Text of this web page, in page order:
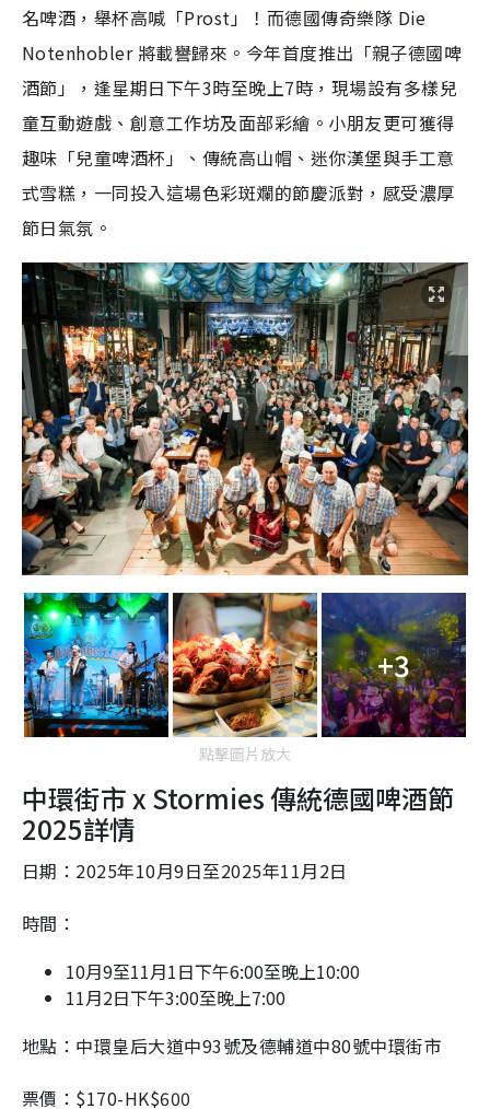
名啤酒，舉杯高喊「Prost」！而德國傳奇樂隊 Die
Notenhobler 將載譽歸來。今年首度推出「親子德國啤
酒節」，逢星期日下午3時至晚上7時，現場設有多樣兒
童互動遊戲、創意工作坊及面部彩繪。小朋友更可獲得
趣味「兒童啤酒杯」、傳統高山帽、迷你漢堡與手工意
式雪糕，一同投入這場色彩斑斕的節慶派對，感受濃厚
節日氣氛。
+3
點擊圖片放大
中環街市 x Stormies 傳統德國啤酒節
2025詳情
日期：2025年10月9日至2025年11月2日
時間：
10月9至11月1日下午6:00至晚上10:00
11月2日下午3:00至晚上7:00
地點：中環皇后大道中93號及德輔道中80號中環街市
票價：$170-HK$600